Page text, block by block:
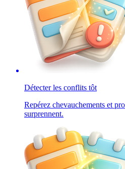
Détecter les conflits tôt
Repérez chevauchements et
surprennent.